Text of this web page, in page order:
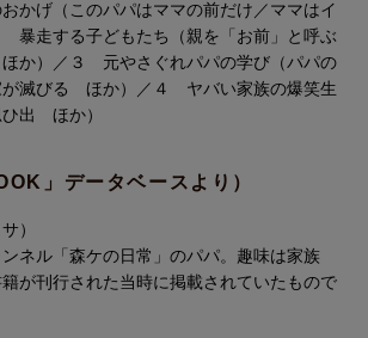
どもたちの個性がぐんぐん伸びて、信頼関
なさんの愛する家族が、この本を通しても
ことを願っています！
ったので、みんな絶対買ってください！ b
かげ（このパパはママの前だけ／ママはイ
走する子どもたち（親を「お前」と呼ぶ
か）／３ 元やさぐれパパの学び（パパの
が滅びる ほか）／４ ヤバい家族の爆笑生
出 ほか）
」データベースより）
）
ネル「森ケの日常」のパパ。趣味は家族
籍が刊行された当時に掲載されていたもので